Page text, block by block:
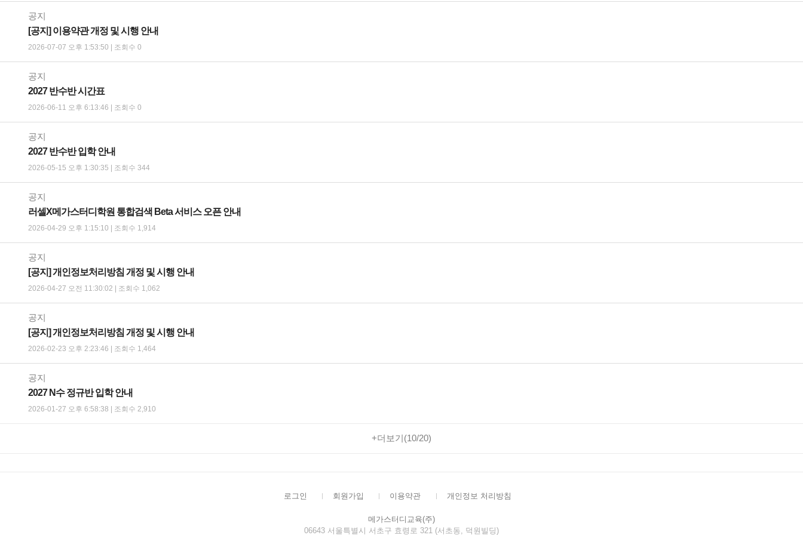
공지
[공지] 이용약관 개정 및 시행 안내
2026-07-07 오후 1:53:50 | 조회수 0
공지
2027 반수반 시간표
2026-06-11 오후 6:13:46 | 조회수 0
공지
2027 반수반 입학 안내
2026-05-15 오후 1:30:35 | 조회수 344
공지
러셀X메가스터디학원 통합검색 Beta 서비스 오픈 안내
2026-04-29 오후 1:15:10 | 조회수 1,914
공지
[공지] 개인정보처리방침 개정 및 시행 안내
2026-04-27 오전 11:30:02 | 조회수 1,062
공지
[공지] 개인정보처리방침 개정 및 시행 안내
2026-02-23 오후 2:23:46 | 조회수 1,464
공지
2027 N수 정규반 입학 안내
2026-01-27 오후 6:58:38 | 조회수 2,910
더보기(10/20)
로그인 회원가입 이용약관 개인정보 처리방침
메가스터디교육(주)
06643 서울특별시 서초구 효령로 321 (서초동, 덕원빌딩)